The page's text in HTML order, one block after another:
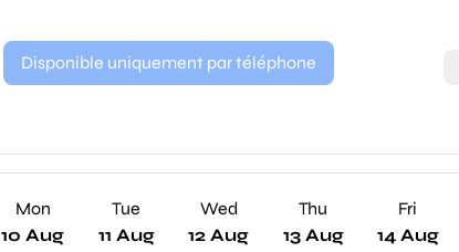
Disponible uniquement par téléphone
Mon
10 Aug
Tue
11 Aug
Wed
12 Aug
Thu
13 Aug
Fri
14 Aug